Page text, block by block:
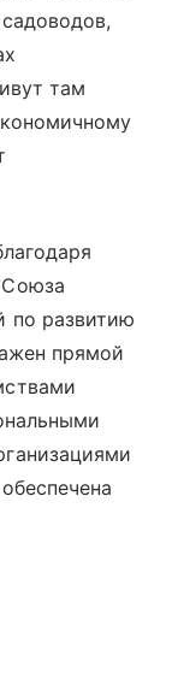
там
Союза
по развитию
прямой